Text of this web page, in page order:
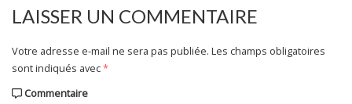
LAISSER UN COMMENTAIRE
Votre adresse e-mail ne sera pas publiée. Les champs obligatoires
sont indiqués avec*
Commentaire